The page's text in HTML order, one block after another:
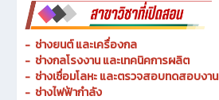
- ทำเนียบผู้บริหาร
- เพลง มาร์ชวิทยาลัยเทคนิคชลบุรี